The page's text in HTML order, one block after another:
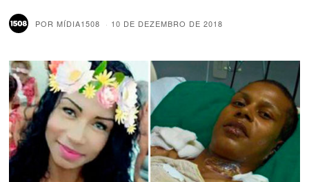
PORMÍDIA1508 10 DE DEZEMBRO DE 2018